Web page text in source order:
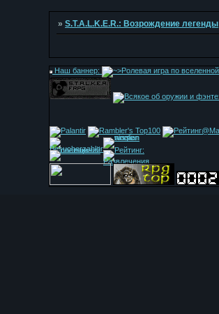
»S.T.A.L.K.E.R.: Возрождение легенды
Наш баннер: